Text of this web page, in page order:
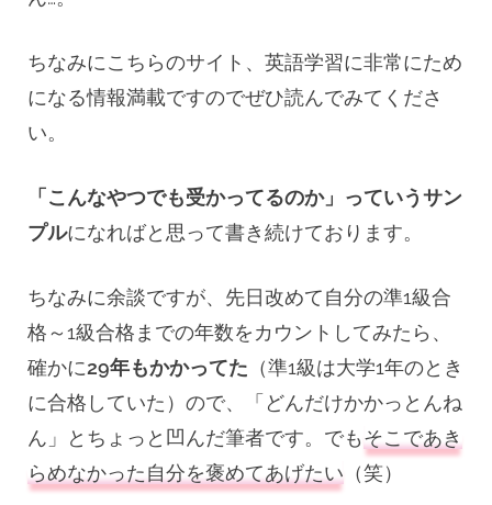
ちなみにこちらのサイト、英語学習に非常にため
になる情報満載ですのでぜひ読んでみてくださ
い。
「こんなやつでも受かってるのか」っていうサン
プルになればと思って書き続けております。
ちなみに余談ですが、先日改めて自分の準1級合
格～1級合格までの年数をカウントしてみたら、
確かに29年もかかってた （準1級は大学1年のとき
に合格していた）ので、「どんだけかかっとんね
ん」とちょっと凹んだ筆者です。でもそこであき
らめなかった自分を褒めてあげたい （笑）